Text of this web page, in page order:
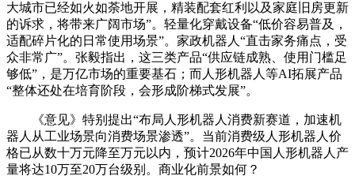
大城市已经如火如荼地开展，精装配套红利以及家庭旧房更新
的诉求，将带来广阔市场”。轻量化穿戴设备“低价容易普及，
适配碎片化的日常使用场景”。家政机器人“直击家务痛点，受
众非常广”。张毅指出，这三类产品“供应链成熟、使用门槛足
够低”，是万亿市场的重要基石；而人形机器人等AI拓展产品
“整体还处在培育阶段，会形成阶梯式发展”。
《意见》特别提出“布局人形机器人消费新赛道，加速机
器人从工业场景向消费场景渗透”。当前消费级人形机器人价
格已从数十万元降至万元以内，预计2026年中国人形机器人产
量将达10万至20万台级别。商业化前景如何？